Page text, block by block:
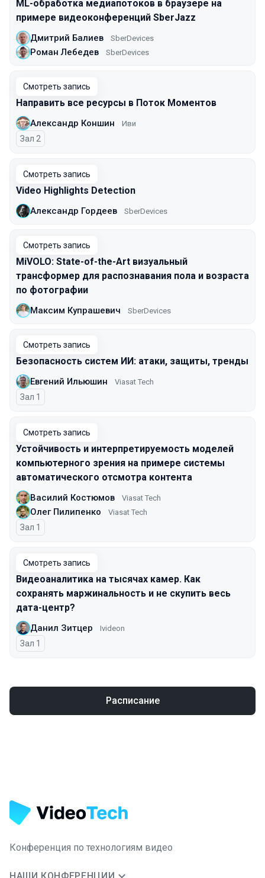
ML-обработка медиапотоков в браузере на
примере видеоконференций SberJazz
Дмитрий Балиев SberDevices
Роман Лебедев SberDevices
Смотреть запись
Направить все ресурсы в Поток Моментов
Александр Коншин Иви
Зал 2
Смотреть запись
Video Highlights Detection
Александр Гордеев SberDevices
Смотреть запись
MiVOLO: State-of-the-Art визуальный
трансформер для распознавания пола и возраста
по фотографии
Максим Купрашевич SberDevices
Смотреть запись
Безопасность систем ИИ: атаки, защиты, тренды
Евгений Ильюшин Viasat Tech
Зал 1
Смотреть запись
Устойчивость и интерпретируемость моделей
компьютерного зрения на примере системы
автоматического отсмотра контента
Василий Костюмов Viasat Tech
Олег Пилипенко Viasat Tech
Зал 1
Смотреть запись
Видеоаналитика на тысячах камер. Как
сохранять маржинальность и не скупить весь
дата-центр?
Данил Зитцер Ivideon
Зал 1
Расписание
Конференция по технологиям видео